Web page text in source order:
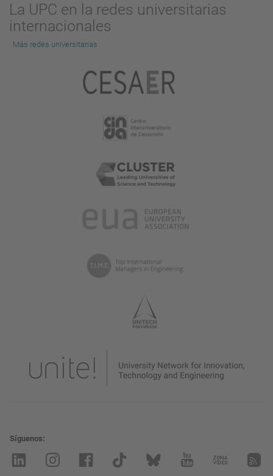
imagen
La UPC en la redes universitarias
internacionales
Más redes universitarias
Síguenos